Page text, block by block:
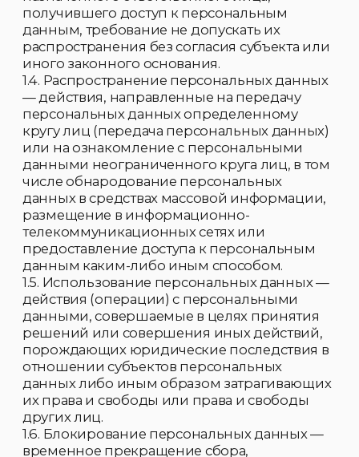
1.5. Использование персональных данных —
действия (операции) с персональными
данными, совершаемые в целях принятия
решений или совершения иных действий,
порождающих юридические последствия в
отношении субъектов персональных
данных либо иным образом затрагивающих
их права и свободы или права и свободы
других лиц.
1.6. Блокирование персональных данных —
временное прекращение сбора,
систематизации, накопления,
использования, распространения
персональных данных, в том числе их
передачи.
1.7. Уничтожение персональных данных —
действия, в результате которых невозможно
восстановить содержание персональных
данных в информационной системе
персональных данных или в результате
которых уничтожаются материальные
носители персональных данных.
1.8. Обезличивание персональных данных —
действия, в результате которых невозможно
без использования дополнительной
информации определить принадлежность
персональных данных конкретному
субъекту.
1.9. Общедоступные персональные данные
— персональные данные, доступ
неограниченного круга лиц к которым
предоставлен с согласия субъекта или на
которые в соответствии с федеральными
законами не распространяется требование
соблюдения конфиденциальности.
1.10. Информация — сведения (сообщения,
данные) независимо от формы их